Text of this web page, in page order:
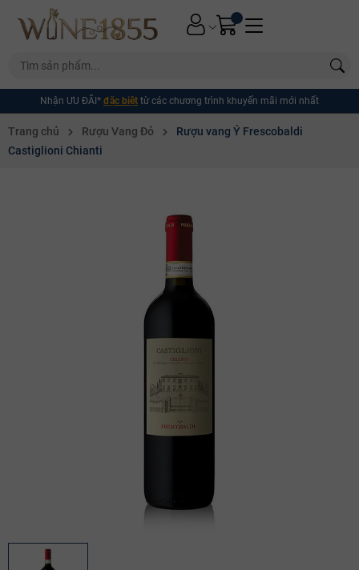
Nhận ƯU ĐÃI* đặc biệt từ các chương trình khuyến mãi mới nhất
Trang chủ Rượu Vang Đỏ
Rượu vang Ý Frescobaldi
Castiglioni Chianti